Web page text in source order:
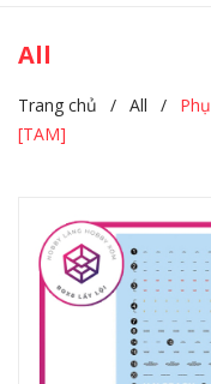
All
Trang chủ / All /
[TAM]